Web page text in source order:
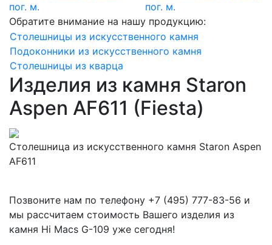
пог. м.
пог. м.
Обратите внимание на нашу продукцию:
Столешницы из искусственного камня
Подоконники из искусственного камня
Столешницы из кварца
Изделия из камня Staron
Aspen AF611 (Fiesta)
Столешница из искусственного камня Staron Aspen
AF611
Позвоните нам по телефону +7 (495) 777-83-56 и
мы рассчитаем стоимость Вашего изделия из
камня Hi Macs G-109 уже сегодня!